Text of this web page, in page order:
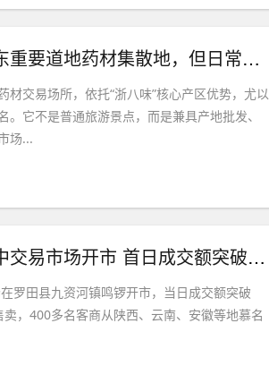
磐安药材市场值得去吗？是华东重要道地药材集散地，但日常采购不必专程前往
交易场所，依托“浙八味”核心产区优势，尤以
它不是普通旅游景点，而是兼具产地批发、
场...
大别山南麓首个中药材鲜货集中交易市场开市 首日成交额突破2500万元
罗田县九资河镇鸣锣开市，当日成交额突破
，400多名客商从陕西、云南、安徽等地慕名